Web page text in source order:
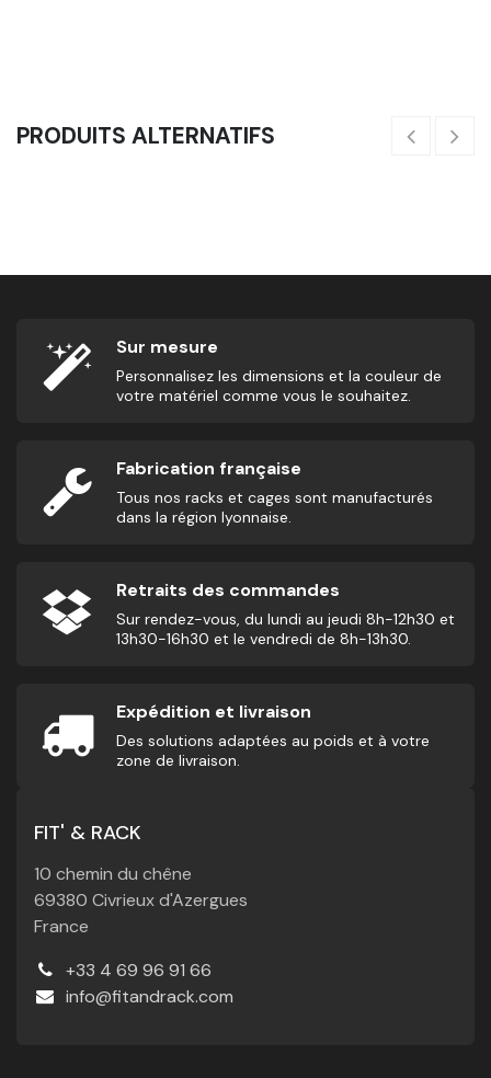
PRODUITS ALTERNATIFS
Sur mesure
Personnalisez les dimensions et la couleur de
votre matériel comme vous le souhaitez.
Fabrication française
Tous nos racks et cages sont manufacturés
dans la région lyonnaise.
Retraits des commandes
Sur rendez-vous, du lundi au jeudi 8h-12h30 et
13h30-16h30 et le vendredi de 8h-13h30.
Expédition et livraison
Des solutions adaptées au poids et à votre
zone de livraison.
FIT' & RACK
10 chemin du chêne
69380 Civrieux d'Azergues
France
+33 4 69 96 91 66
info@fitandrack.com